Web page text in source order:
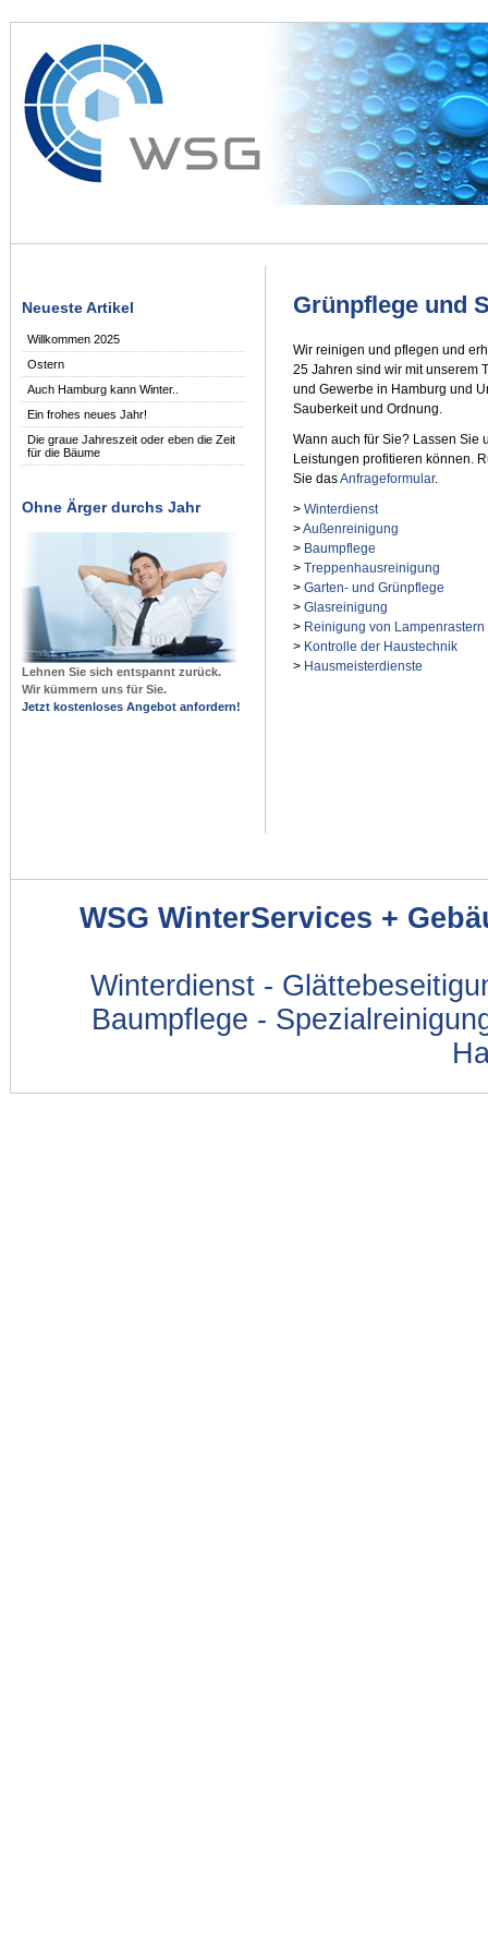
Neueste Artikel
Willkommen 2025
Ostern
Auch Hamburg kann Winter..
Ein frohes neues Jahr!
Die graue Jahreszeit oder eben die Zeit
für die Bäume
Ohne Ärger durchs Jahr
Lehnen Sie sich entspannt zurück.
Wir kümmern uns für Sie.
Jetzt kostenloses Angebot anfordern!
Grünpflege und
Wir reinigen und pflegen und
25 Jahren sind wir mit unserem
und Gewerbe in Hamburg und
Sauberkeit und Ordnung.
Wann auch für Sie? Lassen Sie
Leistungen profitieren können.
Sie dasAnfrageformular.
> Winterdienst
>Außenreinigung
> Baumpflege
> Treppenhausreinigung
> Garten- und Grünpflege
> Glasreinigung
> Reinigung von Lampenrastern
> Kontrolle der Haustechnik
> Hausmeisterdienste
WSG WinterServices +
Winterdienst -
Baumpflege -